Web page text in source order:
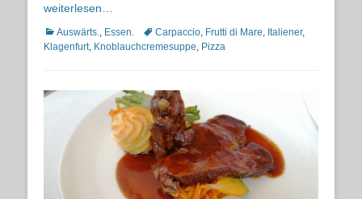
weiterlesen…
Kategorien
Auswärts. Essen. Schlagworte
Carpaccio Frutti di Mare Italiener,
Klagenfurt, Knoblauchcremesuppe Pizza